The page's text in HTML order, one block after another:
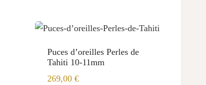
Puces d’oreilles Perles de
Tahiti 10-11mm
269,00 €